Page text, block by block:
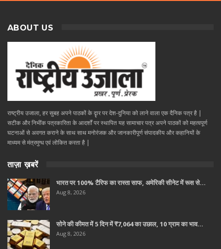
ABOUT US
राष्ट्रीय उजाला, हर सुबह अपने पाठकों के दॄार पर देश-दुनिया को लाने वाला एक दैनिक पत्र है |
सटीक और निभींक पत्रकारिता के आदर्शों पर स्थापित यह सामाचार पत्र अपने पाठकों को महत्वपूर्ण
घटनाओं से अवगत कराने के साथ साथ मनोरंजक और जानकारीपूर्ण संपादकीय और कहानियों के
माध्यम से मंत्रमुग्ध एवं लोकित करता है |
ताज़ा ख़बरें
भारत पर 100% टैरिफ का रास्ता साफ, अमेरिकी सीनेट में रूस से…
Aug 8, 2026
सोने की कीमत में 5 दिन में ₹7,064 का उछाल, 10 ग्राम का भाव…
Aug 8, 2026